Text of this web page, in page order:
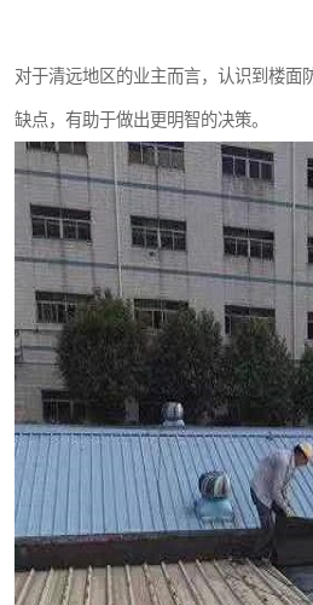
对于清远地区的业主而言，认识到楼面
缺点，有助于做出更明智的决策。